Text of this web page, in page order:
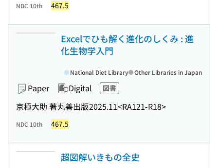
NDC 10th 467.5
Excelでひも解く進化のしくみ : 進
化生物学入門
Paper Digital 図書
京極大助 著丸善出版2025.11<RA121-R18>
National Diet Library Other Libraries in Japan
NDC 10th 467.5
超図解いきもの全史